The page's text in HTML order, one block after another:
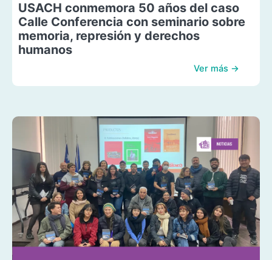
USACH conmemora 50 años del caso
Calle Conferencia con seminario sobre
memoria, represión y derechos
humanos
Ver más →